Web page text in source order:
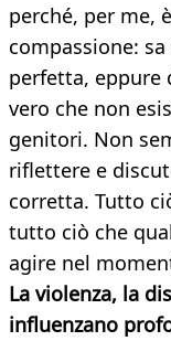
perché, per me,
compassione:
perfetta, eppure
vero che non
genitori. Non
riflettere e
corretta. Tutto
tutto ciò che
agire nel
La violenza, la
influenzano